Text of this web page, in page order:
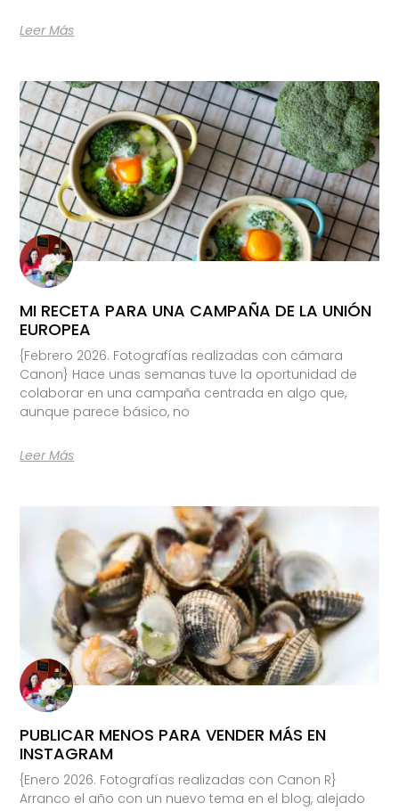
Leer Más
MI RECETA PARA UNA CAMPAÑA DE LA UNIÓN
EUROPEA
{Febrero 2026. Fotografías realizadas con cámara
Canon} Hace unas semanas tuve la oportunidad de
colaborar en una campaña centrada en algo que,
aunque parece básico, no
Leer Más
PUBLICAR MENOS PARA VENDER MÁS EN
INSTAGRAM
{Enero 2026. Fotografías realizadas con Canon R}
Arranco el año con un nuevo tema en el blog, alejado